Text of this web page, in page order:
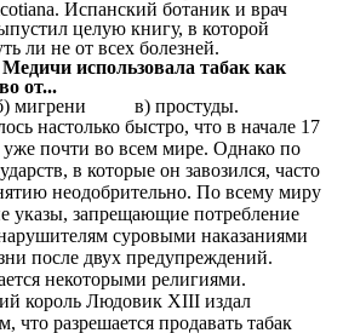
Испанский ботаник и врач
целую книгу, в которой
ли не от всех болезней.
использовала табак как
от...
в) простуды.
настолько быстро, что в начале 17
уже почти во всем мире. Однако по
в которые он завозился, часто
неодобрительно. По всему миру
указы, запрещающие потребление
суровыми наказаниями
после двух предупреждений.
некоторыми религиями.
король Людовик XIII издал
что разрешается продавать табак